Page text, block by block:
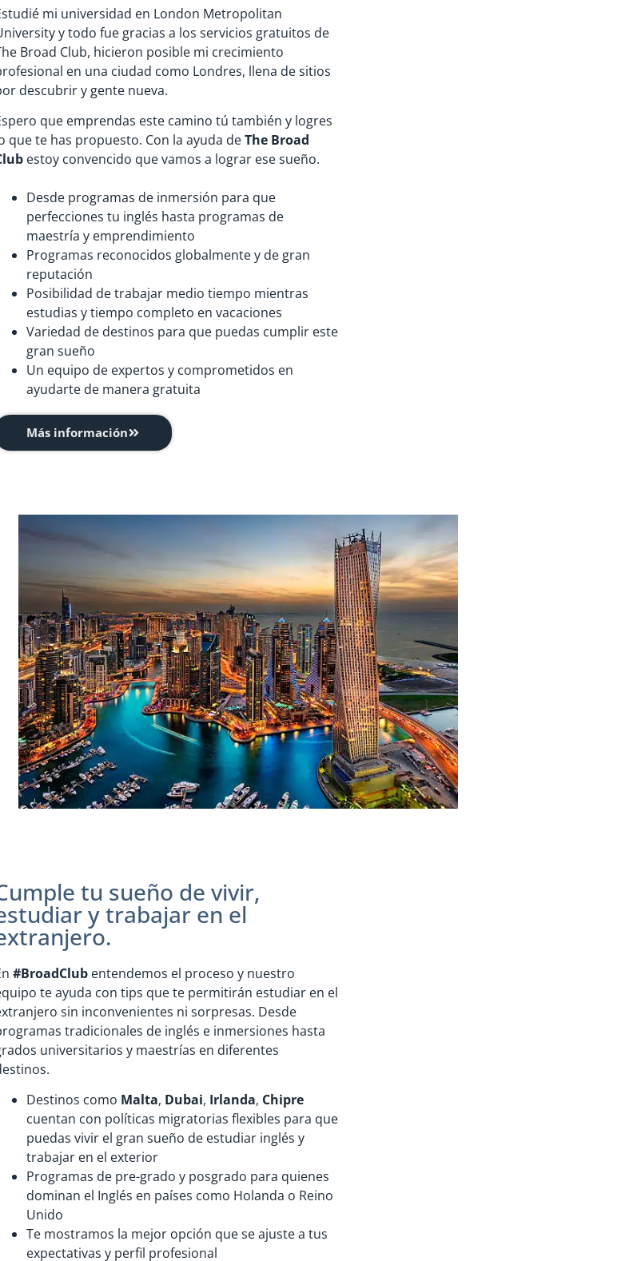
mi universidad en London Metropolitan
y todo fue gracias a los servicios gratuitos de
Broad Club, hicieron posible mi crecimiento
en una ciudad como Londres, llena de sitios
descubrir y gente nueva.
que emprendas este camino tú también y logres
que te has propuesto. Con la ayuda deThe Broad
estoy convencido que vamos a lograr ese sueño.
Desde programas de inmersión para que
perfecciones tu inglés hasta programas de
maestría y emprendimiento
Programas reconocidos globalmente y de gran
reputación
Posibilidad de trabajar medio tiempo mientras
estudias y tiempo completo en vacaciones
Variedad de destinos para que puedas cumplir este
gran sueño
Un equipo de expertos y comprometidos en
ayudarte de manera gratuita
Más información
tu sueño de vivir,
y trabajar en el
#BroadClub entendemos el proceso y nuestro
te ayuda con tips que te permitirán estudiar en el
sin inconvenientes ni sorpresas. Desde
tradicionales de inglés e inmersiones hasta
universitarios y maestrías en diferentes
Destinos como Malta, Dubai, Irlanda, Chipre
cuentan con políticas migratorias flexibles para que
puedas vivir el gran sueño de estudiar inglés y
trabajar en el exterior
Programas de pre-grado y posgrado para quienes
dominan el Inglés en países como Holanda o Reino
Unido
Te mostramos la mejor opción que se ajuste a tus
expectativas y perfil profesional